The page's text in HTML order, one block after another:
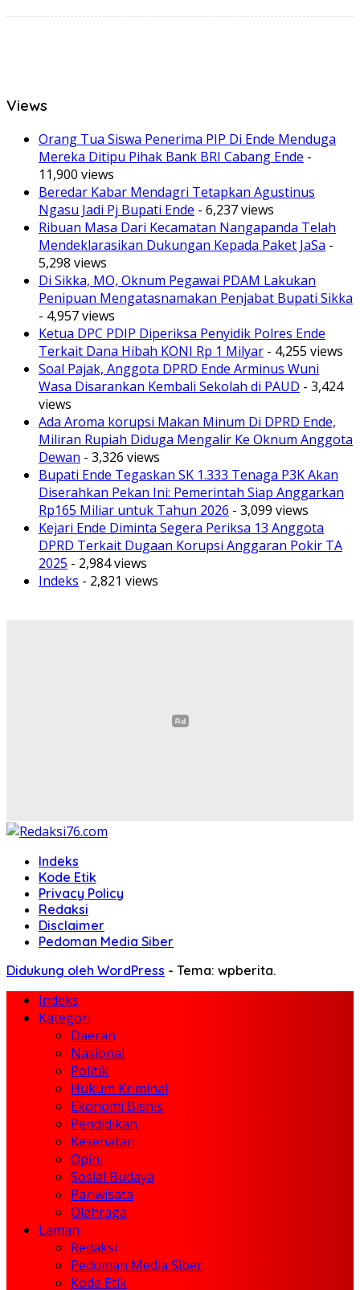
Views
Orang Tua Siswa Penerima PIP Di Ende Menduga
Mereka Ditipu Pihak Bank BRI Cabang Ende -
11,900 views
Beredar Kabar Mendagri Tetapkan Agustinus
Ngasu Jadi Pj Bupati Ende - 6,237 views
Ribuan Masa Dari Kecamatan Nangapanda Telah
Mendeklarasikan Dukungan Kepada Paket JaSa -
5,298 views
Di Sikka, MO, Oknum Pegawai PDAM Lakukan
Penipuan Mengatasnamakan Penjabat Bupati Sikka
- 4,957 views
Ketua DPC PDIP Diperiksa Penyidik Polres Ende
Terkait Dana Hibah KONI Rp 1 Milyar - 4,255 views
Soal Pajak, Anggota DPRD Ende Arminus Wuni
Wasa Disarankan Kembali Sekolah di PAUD - 3,424
views
Ada Aroma korupsi Makan Minum Di DPRD Ende,
Miliran Rupiah Diduga Mengalir Ke Oknum Anggota
Dewan - 3,326 views
Bupati Ende Tegaskan SK 1.333 Tenaga P3K Akan
Diserahkan Pekan Ini: Pemerintah Siap Anggarkan
Rp165 Miliar untuk Tahun 2026 - 3,099 views
Kejari Ende Diminta Segera Periksa 13 Anggota
DPRD Terkait Dugaan Korupsi Anggaran Pokir TA
2025 - 2,984 views
Indeks - 2,821 views
Indeks
Kode Etik
Privacy Policy
Redaksi
Disclaimer
Pedoman Media Siber
Didukung oleh WordPress - Tema: wpberita.
Indeks
Kategori
Daerah
Nasional
Politik
Hukum Kriminal
Ekonomi Bisnis
Pendidikan
Kesehatan
Opini
Sosial Budaya
Pariwisata
Olahraga
Laman
Redaksi
Pedoman Media Siber
Kode Etik